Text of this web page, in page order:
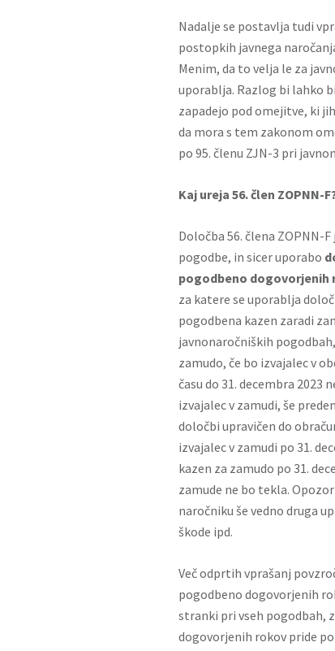
Nadalje se postavlja tudi
postopkih javnega
Menim, da to velja le za
uporablja. Razlog bi lahko
zapadejo pod omejitve, ki
da mora s tem zakonom
po 95. členu ZJN-3 pri
Kaj ureja 56. člen ZOPNN-
Določba 56. člena ZOPNN-
pogodbe, in sicer uporabo
pogodbeno dogovorjenih
za katere se uporablja
pogodbena kazen zaradi
javnonaročniških
zamudo, če bo izvajalec v
času do 31. decembra 2023
izvajalec v zamudi, še
določbi upravičen do
izvajalec v zamudi po 31.
kazen za zamudo po 31.
zamude ne bo tekla.
naročniku še vedno druga
škode ipd.
Več odprtih vprašanj
pogodbeno dogovorjenih
stranki pri vseh pogodbah,
dogovorjenih rokov pride